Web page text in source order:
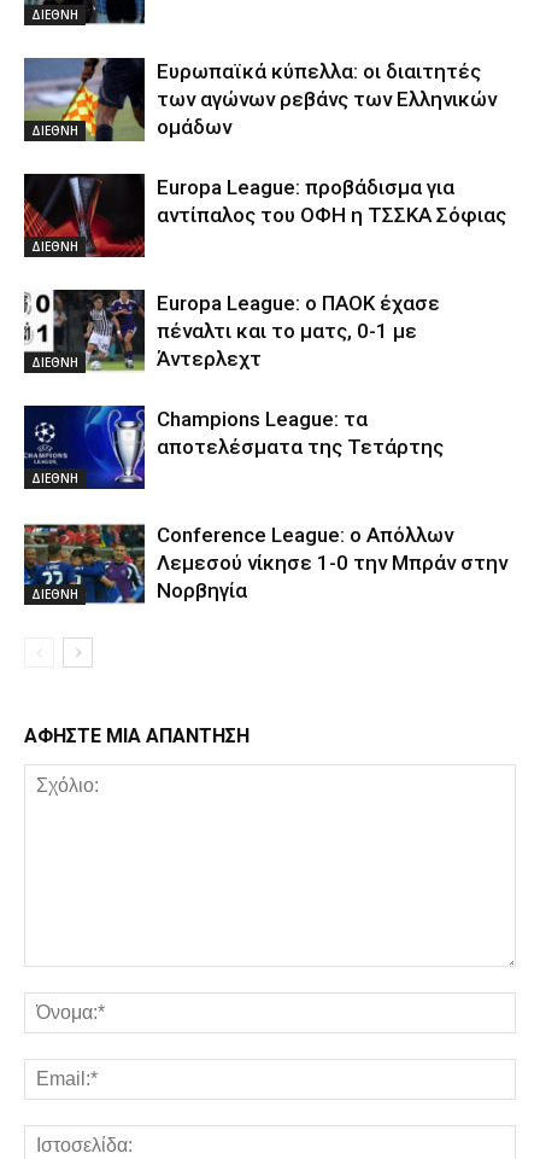
ΔΙΕΘΝΗ
ΔΙΕΘΝΗ
Ευρωπαϊκά κύπελλα: οι διαιτητές
των αγώνων ρεβάνς των Ελληνικών
ομάδων
ΔΙΕΘΝΗ
Europa League: προβάδισμα για
αντίπαλος του ΟΦΗ η ΤΣΣΚΑ Σόφιας
ΔΙΕΘΝΗ
Europa League: ο ΠΑΟΚ έχασε
πέναλτι και το ματς, 0-1 με
Άντερλεχτ
ΔΙΕΘΝΗ
Champions League: τα
αποτελέσματα της Τετάρτης
ΔΙΕΘΝΗ
Conference League: ο Απόλλων
Λεμεσού νίκησε 1-0 την Μπράν στην
Νορβηγία
ΑΦΗΣΤΕ ΜΙΑ ΑΠΑΝΤΗΣΗ